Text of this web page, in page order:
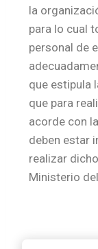
la
para lo cual
personal de
que estipula
que para
acorde con
deben estar
realizar
Ministerio